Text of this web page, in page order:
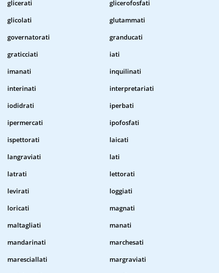
glicerati
glicerofosfati
glicolati
glutammati
governatorati
granducati
graticciati
iati
imanati
inquilinati
interinati
interpretariati
iodidrati
iperbati
ipermercati
ipofosfati
ispettorati
laicati
langraviati
lati
latrati
lettorati
levirati
loggiati
loricati
magnati
maltagliati
manati
mandarinati
marchesati
maresciallati
margraviati